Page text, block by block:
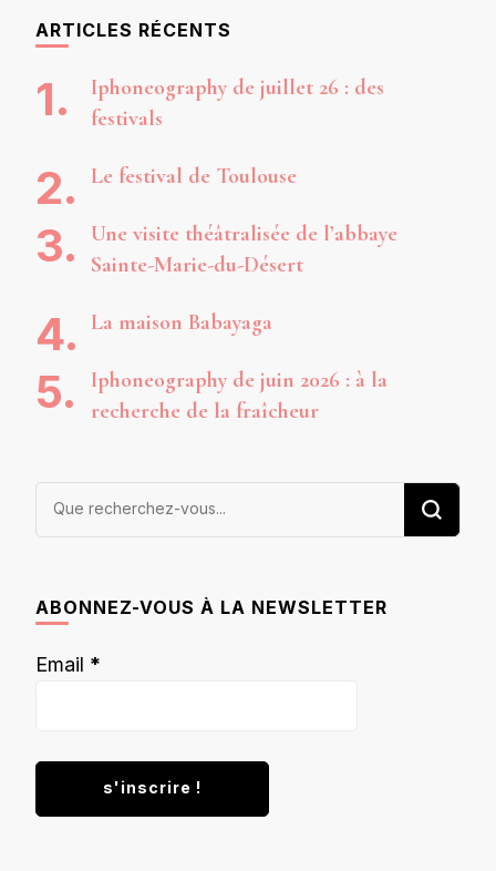
ARTICLES RÉCENTS
Iphoneography de juillet 26 : des
festivals
Le festival de Toulouse
Une visite théâtralisée de l’abbaye
Sainte-Marie-du-Désert
La maison Babayaga
Iphoneography de juin 2026 : à la
recherche de la fraîcheur
Vous
ABONNEZ-VOUS À LA NEWSLETTER
Email *